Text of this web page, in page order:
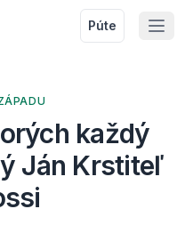
Púte
každý
Ján Krstiteľ